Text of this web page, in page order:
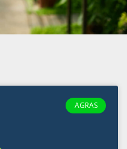
AGRAS